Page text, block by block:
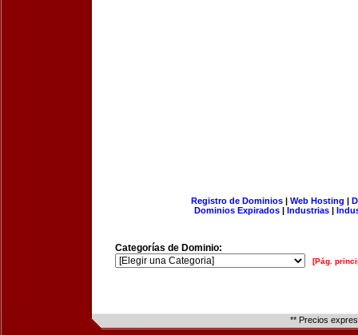
Registro de Dominios| Web Hosting |
Dominios Expirados | Industrias |
Categorías de Dominio:
[Pág.
** Precios